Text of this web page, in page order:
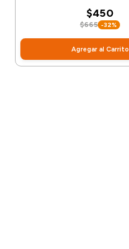
$450
$665 -32%
Agregar al Carrito